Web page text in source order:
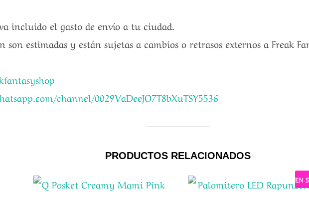
incluido el gasto de envío a tu ciudad.
son estimadas y están sujetas a cambios o retrasos externos a Freak
channel/0029VaDeeJO7T8bXuTSY5536
PRODUCTOS RELACIONADOS
EN